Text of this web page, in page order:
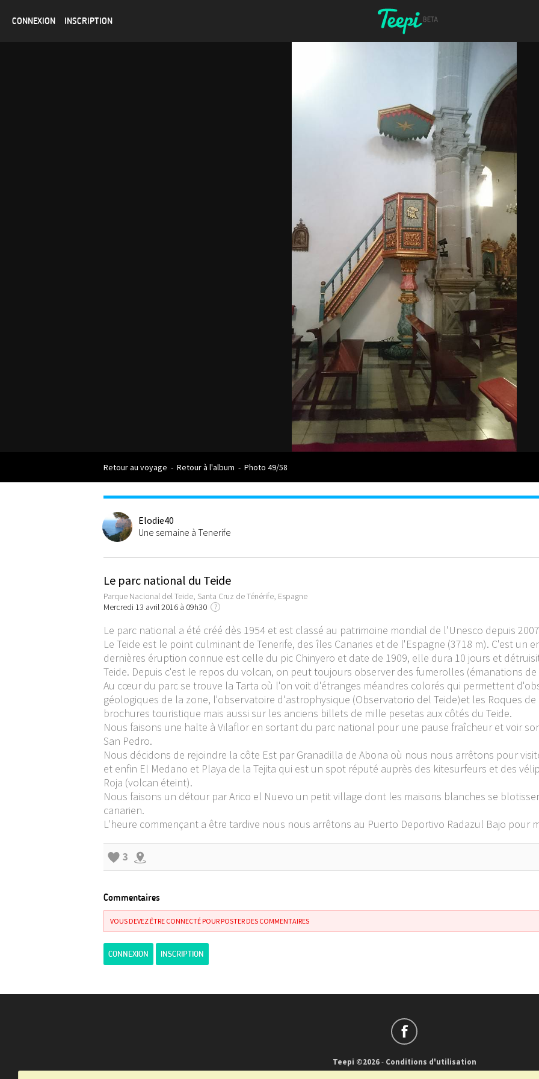
CONNEXION INSCRIPTION
Retour au voyage - Retour à l'album - Photo 49/58
Elodie40
Une semaine à Tenerife
Le parc national du Teide
Parque Nacional del Teide, Santa Cruz de Ténérife, Espagne
Mercredi 13 avril 2016 à 09h30
?
Le parc national a été créé dès 1954 et est classé au patrimoine mondial de l'Unesco depuis
Le Teide est le point culminant de Tenerife, des îles Canaries et de l'Espagne (3718 m). C'est un
dernières éruption connue est celle du pic Chinyero et date de 1909, elle dura 10 jours et
Teide. Depuis c'est le repos du volcan, on peut toujours observer des fumerolles (émanations de
Au cœur du parc se trouve la Tarta où l'on voit d'étranges méandres colorés qui permettent
géologiques de la zone, l'observatoire d'astrophysique (Observatorio del Teide)et les Roques
brochures touristique mais aussi sur les anciens billets de mille pesetas aux côtés du Teide.
Nous faisons une halte à Vilaflor en sortant du parc national pour une pause fraîcheur et voir
San Pedro.
Nous décidons de rejoindre la côte Est par Granadilla de Abona où nous nous arrêtons pour
et enfin El Medano et Playa de la Tejita qui est un spot réputé auprès des kitesurfeurs et des
Roja (volcan éteint).
Nous faisons un détour par Arico el Nuevo un petit village dont les maisons blanches se
canarien.
L'heure commençant a être tardive nous nous arrêtons au Puerto Deportivo Radazul Bajo pour
3
Commentaires
VOUS DEVEZ ÊTRE CONNECTÉ POUR POSTER DES COMMENTAIRES
CONNEXION INSCRIPTION
Teepi ©2026- Conditions d'utilisation